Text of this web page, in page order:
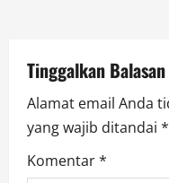
o
n
Tinggalkan Balasan
Alamat email Anda
yang wajib ditandai *
Komentar*